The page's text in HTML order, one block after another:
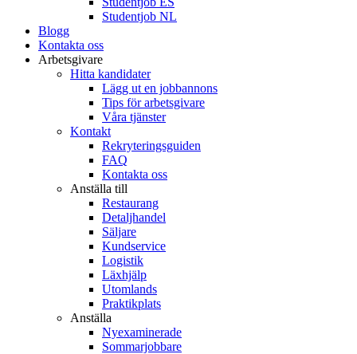
Studentjob NL
Blogg
Kontakta oss
Arbetsgivare
Hitta kandidater
Lägg ut en jobbannons
Tips för arbetsgivare
Våra tjänster
Kontakt
Rekryteringsguiden
FAQ
Kontakta oss
Anställa till
Restaurang
Detaljhandel
Säljare
Kundservice
Logistik
Läxhjälp
Utomlands
Praktikplats
Anställa
Nyexaminerade
Sommarjobbare